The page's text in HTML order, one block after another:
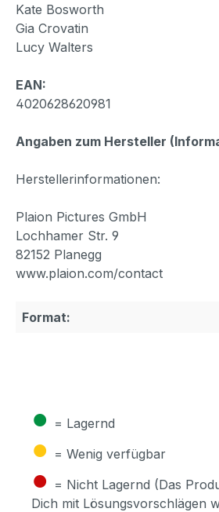
Kate Bosworth
Gia Crovatin
Lucy Walters
EAN:
4020628620981
Angaben zum Hersteller
Herstellerinformationen:
Plaion Pictures GmbH
Lochhamer Str. 9
82152 Planegg
www.plaion.com/contact
Format:
● = Lagernd
● = Wenig verfügbar
● = Nicht Lagernd (Das
Dich mit Lösungsvorschlägen